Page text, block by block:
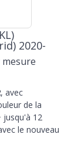
2020-
, avec
de la
jusqu'à 12
le nouveau